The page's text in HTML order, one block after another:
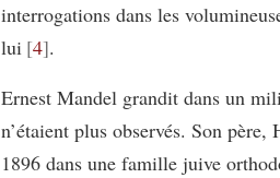
interrogations dans les
lui 4 .
Ernest Mandel grandit dans un
n’étaient plus observés. Son
1896 dans une famille juive